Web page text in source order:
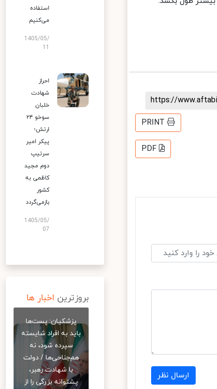
https://
PRINT
PDF
ارسال نظر
استفاده
می‌کنیم
1405/05/
احراز
شهادت
خلبان
سوخو ۲۴
ارتش؛
پیکر امیر
سرتیپ
دوم مجید
کاظمی به
کشور
بازمی‌گردد
1405/05/
07
بروزترین اخبار ها
پزشکیان: پست‌ها
باید به افراد شایسته
سپرده شود، نه
هم‌جناحی‌ها / دولت
با شهادت رهبر،
پشتوانه بزرگی را از